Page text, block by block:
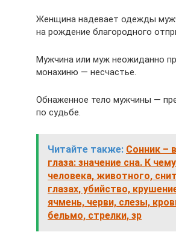
Женщина надевает одежды
на рождение благородного
Мужчина или муж неожиданно
монахиню — несчастье.
Обнаженное тело мужчины —
по судьбе.
Читайте также: Сонник –
глаза: значение сна. К
человека, животного,
глазах, убийство,
ячмень, черви, слезы,
бельмо, стрелки, зр